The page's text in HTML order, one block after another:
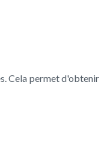
Cela permet d'obtenir